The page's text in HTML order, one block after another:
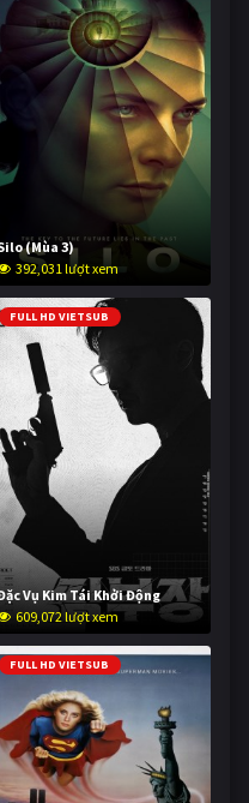
(Mùa 3)
392,031 lượt xem
FULL HD VIETSUB
Vụ Kim Tái Khởi Động
609,072 lượt xem
FULL HD VIETSUB